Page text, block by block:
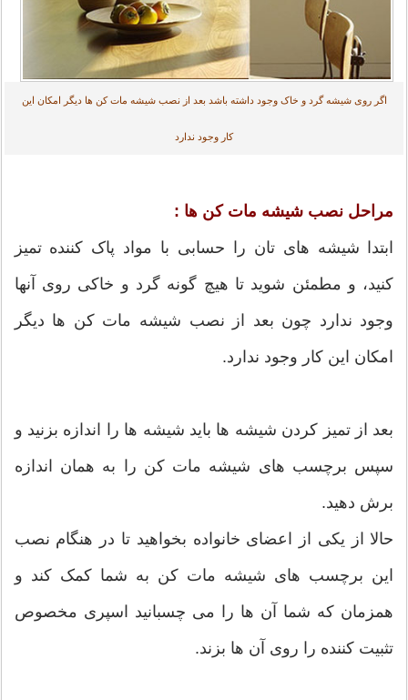
اگر روی شیشه گرد و خاک وجود داشته باشد بعد از نصب شیشه مات کن ها دیگر امکان این
کار وجود ندارد
مراحل نصب شیشه مات کن ها :
ابتدا شیشه های تان را حسابی با مواد پاک کننده تمیز
کنید، و مطمئن شوید تا هیچ گونه گرد و خاکی روی آنها
وجود ندارد چون بعد از نصب شیشه مات کن ها دیگر
امکان این کار وجود ندارد.
بعد از تمیز کردن شیشه ها باید شیشه ها را اندازه بزنید و
سپس برچسب های شیشه مات کن را به همان اندازه
برش دهید.
حالا از یکی از اعضای خانواده بخواهید تا در هنگام نصب
این برچسب های شیشه مات کن به شما کمک کند و
همزمان که شما آن ها را می چسبانید اسپری مخصوص
تثبیت کننده را روی آن ها بزند.